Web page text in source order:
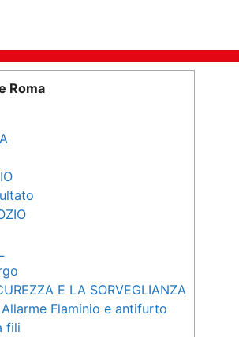
Roma
E LA SORVEGLIANZA
Flaminio e antifurto
fili